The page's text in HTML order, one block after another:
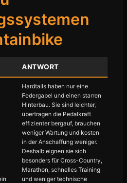
ANTWORT
Hardtails haben nur eine
Federgabel und einen starren
Hinterbau. Sie sind leichter,
übertragen die Pedalkraft
effizienter bergauf, brauchen
weniger Wartung und kosten
in der Anschaffung weniger.
Deshalb eignen sie sich
besonders für Cross-Country,
Marathon, schnelles Training
und weniger technische